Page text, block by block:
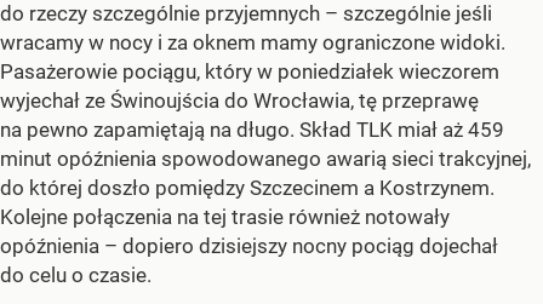
do rzeczy szczególnie przyjemnych – szczególnie jeśli
wracamy w nocy i za oknem mamy ograniczone widoki.
Pasażerowie pociągu, który w poniedziałek wieczorem
wyjechał ze Świnoujścia do Wrocławia, tę przeprawę
na pewno zapamiętają na długo. Skład TLK miał aż 459
minut opóźnienia spowodowanego awarią sieci trakcyjnej,
do której doszło pomiędzy Szczecinem a Kostrzynem.
Kolejne połączenia na tej trasie również notowały
opóźnienia – dopiero dzisiejszy nocny pociąg dojechał
do celu o czasie.